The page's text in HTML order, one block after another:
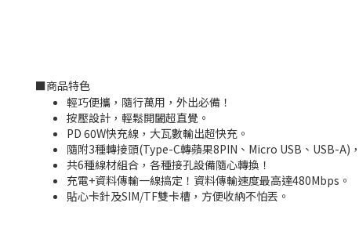
■商品特色
輕巧便攜，隨行萬用，外出必備！
按壓設計，輕鬆開闔超直覺。
PD 60W快充線，大瓦數輸出超快充。
隨附3種轉接頭(Type-C轉蘋果8PIN、Micro USB、USB-A)，
共6種線材組合，各種接孔設備隨心轉換！
充電+資料傳輸一線搞定！資料傳輸速度最高達480Mbps。
貼心卡針及SIM/TF雙卡槽，方便收納不怕丟。